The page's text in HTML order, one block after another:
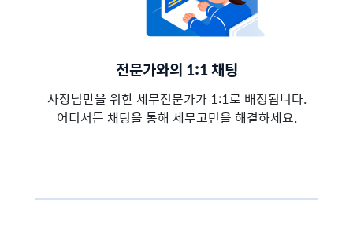
전문가와의 1:1 채팅
사장님만을 위한 세무전문가가 1:1로 배정됩니다.
어디서든 채팅을 통해 세무고민을 해결하세요.